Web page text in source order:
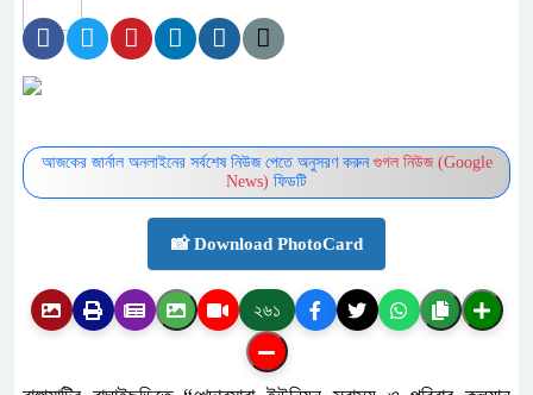
আজকের জার্নাল অনলাইনের সর্বশেষ নিউজ পেতে অনুসরণ করুন গুগল নিউজ (Google
News) ফিডটি
📸 Download PhotoCard
২৬১